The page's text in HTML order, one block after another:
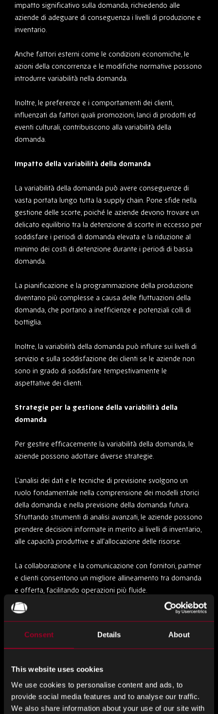
Consent Details About
This website uses cookies
We use cookies to personalise content and ads, to
provide social media features and to analyse our traffic.
We also share information about your use of our site with
impatto significativo sulla domanda, richiedendo alle
aziende di adeguare di conseguenza i livelli di produzione e
inventario.
Anche fattori esterni come le condizioni economiche, le
azioni della concorrenza e le modifiche normative possono
introdurre variabilità nella domanda.
Inoltre, le preferenze e i comportamenti dei clienti,
influenzati da fattori quali promozioni, lanci di prodotti ed
eventi culturali, contribuiscono alla variabilità della
domanda.
Impatto della variabilità della domanda
La variabilità della domanda può avere conseguenze di
vasta portata lungo tutta la supply chain. Pone sfide nella
gestione delle scorte, poiché le aziende devono trovare un
delicato equilibrio tra la detenzione di scorte in eccesso per
soddisfare i periodi di domanda elevata e la riduzione al
minimo dei costi di detenzione durante i periodi di bassa
domanda.
La pianificazione e la programmazione della produzione
diventano più complesse a causa delle fluttuazioni della
domanda, che portano a inefficienze e potenziali colli di
bottiglia.
Inoltre, la variabilità della domanda può influire sui livelli di
servizio e sulla soddisfazione dei clienti se le aziende non
sono in grado di soddisfare tempestivamente le
aspettative dei clienti.
Strategie per la gestione della variabilità della
domanda
Per gestire efficacemente la variabilità della domanda, le
aziende possono adottare diverse strategie.
L’analisi dei dati e le tecniche di previsione svolgono un
ruolo fondamentale nella comprensione dei modelli storici
della domanda e nella previsione della domanda futura.
Sfruttando strumenti di analisi avanzati, le aziende possono
prendere decisioni informate in merito ai livelli di inventario,
alle capacità produttive e all’allocazione delle risorse.
La collaborazione e la comunicazione con fornitori, partner
e clienti consentono un migliore allineamento tra domanda
e offerta, facilitando operazioni più fluide.
L’implementazione di sistemi flessibili di gestione della
rispondere rapidamente e adattarsi alle fluttuazioni della
domanda.
Le tecniche di livellamento della domanda aiutano a ridurre
al minimo l’impatto della variabilità della domanda sulle